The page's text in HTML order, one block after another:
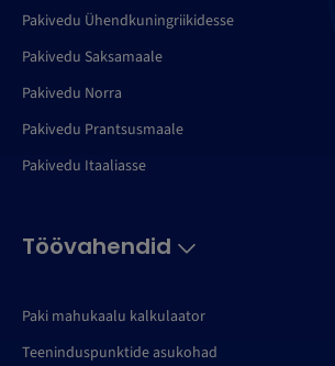
Pakivedu Ühendkuningriikidesse
Pakivedu Saksamaale
Pakivedu Norra
Pakivedu Prantsusmaale
Pakivedu Itaaliasse
Töövahendid
Paki mahukaalu kalkulaator
Teeninduspunktide asukohad